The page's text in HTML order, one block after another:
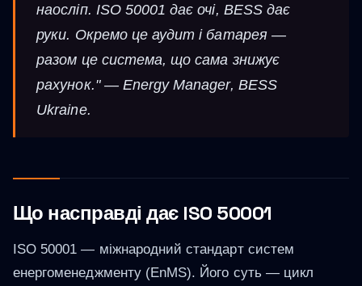
наосліп. ISO 50001 дає очі, BESS дає
руки. Окремо це аудит і батарея —
разом це система, що сама знижує
рахунок." — Energy Manager, BESS
Ukraine.
Що насправді дає ISO 50001
ISO 50001 — міжнародний стандарт систем
енергоменеджменту (EnMS). Його суть — цикл